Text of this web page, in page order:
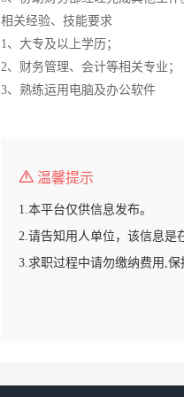
相关经验、技能要求
1、大专及以上学历；
2、财务管理、会计等相关专业；
3、熟练运用电脑及办公软件
温馨提示
1.本平台仅供信息发布。
2.请告知用人单位，该信息是
3.求职过程中请勿缴纳费用,保